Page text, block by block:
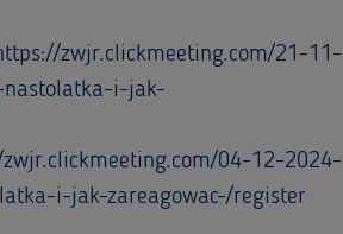
zwjr.clickmeeting.com/21-11-
nastolatka-i-jak-
04-12-2024-
i-jak-zareagowac-/register